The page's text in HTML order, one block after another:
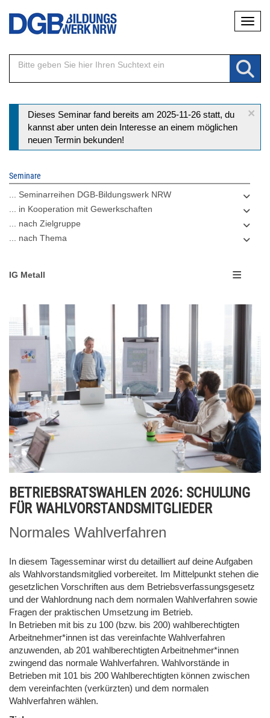
Direkt
Inhalt
×
Statusmeldung
Dieses Seminar fand bereits am 2025-11-26 statt, du
kannst aber unten dein Interesse an einem möglichen
neuen Termin bekunden!
Seminare
... Seminarreihen DGB-Bildungswerk NRW
... in Kooperation mit Gewerkschaften
... nach Zielgruppe
... nach Thema
IG Metall
BETRIEBSRATSWAHLEN 2026: SCHULUNG
FÜR WAHLVORSTANDSMITGLIEDER
Normales Wahlverfahren
In diesem Tagesseminar wirst du detailliert auf deine Aufgaben
als Wahlvorstandsmitglied vorbereitet. Im Mittelpunkt stehen die
gesetzlichen Vorschriften aus dem Betriebsverfassungsgesetz
und der Wahlordnung nach dem normalen Wahlverfahren sowie
Fragen der praktischen Umsetzung im Betrieb.
In Betrieben mit bis zu 100 (bzw. bis 200) wahlberechtigten
Arbeitnehmer*innen ist das vereinfachte Wahlverfahren
anzuwenden, ab 201 wahlberechtigten Arbeitnehmer*innen
zwingend das normale Wahlverfahren. Wahlvorstände in
Betrieben mit 101 bis 200 Wahlberechtigten können zwischen
dem vereinfachten (verkürzten) und dem normalen
Wahlverfahren wählen.